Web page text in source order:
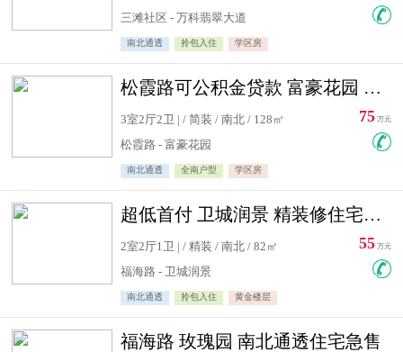
三滩社区 - 万科翡翠大道
南北通透 拎包入住 学区房
松霞路可公积金贷款 富豪花园 复式住宅急售送小棚
3室2厅2卫 | / 简装 / 南北 / 128㎡
松霞路 - 富豪花园
南北通透 全南户型 学区房
75 万元
超低首付 卫城润景 精装修住宅急售 可公积金贷款
2室2厅1卫 | / 精装 / 南北 / 82㎡
福海路 - 卫城润景
南北通透 拎包入住 黄金楼层
55 万元
福海路 玫瑰园 南北通透住宅急售